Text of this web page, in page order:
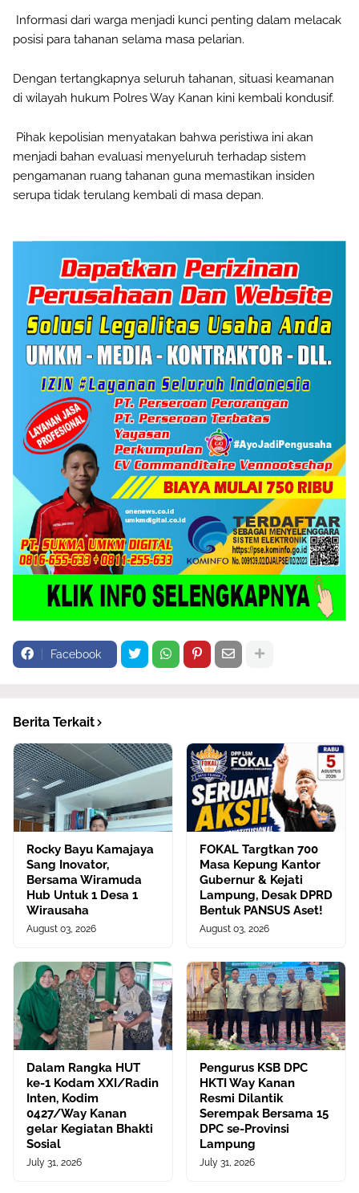
Informasi dari warga menjadi kunci penting dalam melacak
posisi para tahanan selama masa pelarian.
Dengan tertangkapnya seluruh tahanan, situasi keamanan
di wilayah hukum Polres Way Kanan kini kembali kondusif.
Pihak kepolisian menyatakan bahwa peristiwa ini akan
menjadi bahan evaluasi menyeluruh terhadap sistem
pengamanan ruang tahanan guna memastikan insiden
serupa tidak terulang kembali di masa depan.
Facebook
Berita Terkait
Rocky Bayu Kamajaya
Sang Inovator,
Bersama Wiramuda
Hub Untuk 1 Desa 1
Wirausaha
August 03, 2026
FOKAL Targtkan 700
Masa Kepung Kantor
Gubernur & Kejati
Lampung, Desak DPRD
Bentuk PANSUS Aset!
August 03, 2026
Dalam Rangka HUT
ke-1 Kodam XXI/Radin
Inten, Kodim
0427/Way Kanan
gelar Kegiatan Bhakti
Sosial
July 31, 2026
Pengurus KSB DPC
HKTI Way Kanan
Resmi Dilantik
Serempak Bersama 15
DPC se-Provinsi
Lampung
July 31, 2026